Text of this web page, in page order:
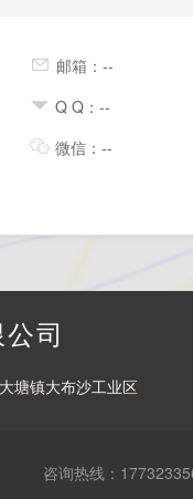
邮箱：--
Q Q：--
微信：--
司
塘镇大布沙工业区
咨询热线：